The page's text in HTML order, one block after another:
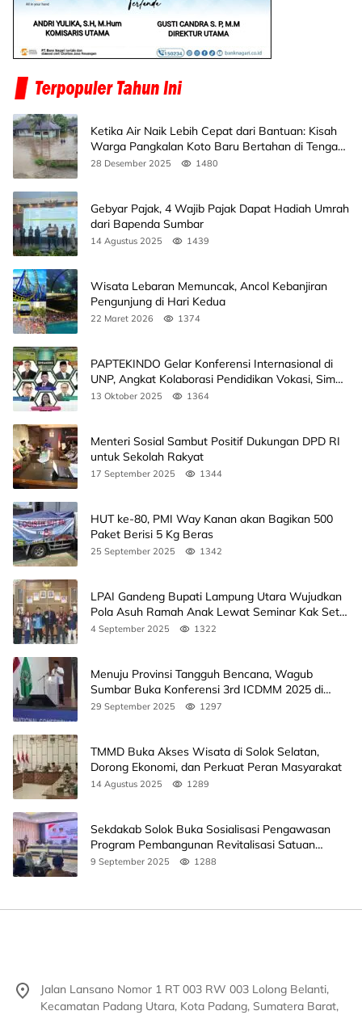
Ketika Air Naik Lebih Cepat dari Bantuan: Kisah
Warga Pangkalan Koto Baru Bertahan di Tengah
Banjir
28 Desember 2025 1480
Gebyar Pajak, 4 Wajib Pajak Dapat Hadiah Umrah
dari Bapenda Sumbar
14 Agustus 2025 1439
Wisata Lebaran Memuncak, Ancol Kebanjiran
Pengunjung di Hari Kedua
22 Maret 2026 1374
PAPTEKINDO Gelar Konferensi Internasional di
UNP, Angkat Kolaborasi Pendidikan Vokasi, Simak
Agendanya
13 Oktober 2025 1364
Menteri Sosial Sambut Positif Dukungan DPD RI
untuk Sekolah Rakyat
17 September 2025 1344
HUT ke-80, PMI Way Kanan akan Bagikan 500
Paket Berisi 5 Kg Beras
25 September 2025 1342
LPAI Gandeng Bupati Lampung Utara Wujudkan
Pola Asuh Ramah Anak Lewat Seminar Kak Seto,
Ini Jadwalnya
4 September 2025 1322
Menuju Provinsi Tangguh Bencana, Wagub
Sumbar Buka Konferensi 3rd ICDMM 2025 di
Unand
29 September 2025 1297
TMMD Buka Akses Wisata di Solok Selatan,
Dorong Ekonomi, dan Perkuat Peran Masyarakat
14 Agustus 2025 1289
Sekdakab Solok Buka Sosialisasi Pengawasan
Program Pembangunan Revitalisasi Satuan
Pendidikan
9 September 2025 1288
Jalan Lansano Nomor 1 RT 003 RW 003 Lolong Belanti,
Kecamatan Padang Utara, Kota Padang, Sumatera Barat,